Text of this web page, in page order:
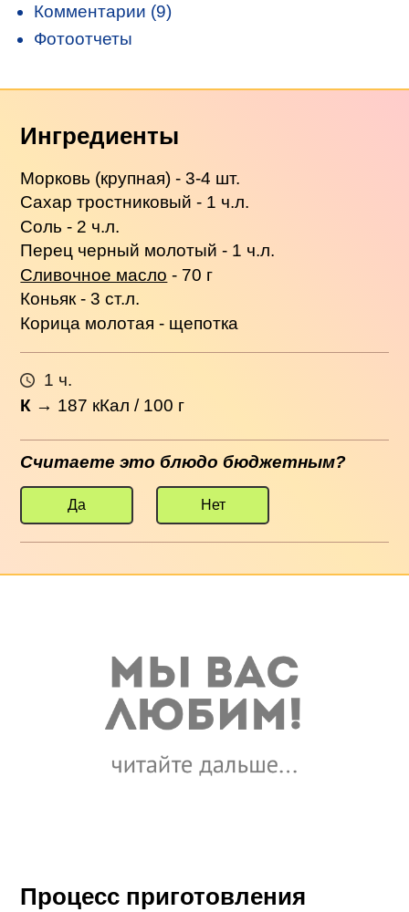
Комментарии (9)
Фотоотчеты
Ингредиенты
Морковь (крупная) - 3-4 шт.
Сахар тростниковый - 1 ч.л.
Соль - 2 ч.л.
Перец черный молотый - 1 ч.л.
Сливочное масло - 70 г
Коньяк - 3 ст.л.
Корица молотая - щепотка
1 ч.
К → 187 кКал / 100 г
Считаете это блюдо бюджетным?
Да Нет
Процесс приготовления